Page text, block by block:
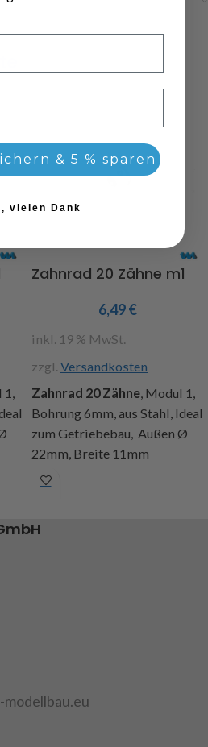
1,
Zahnrad 20 Zähne m1
6,49€
inkl. 19 % MwSt.
zzgl. Versandkosten
Zahnrad 20 Zähne, Modul 1,
Bohrung 6mm, aus Stahl, Ideal
zum Getriebebau, Außen Ø
22mm, Breite 11mm
Art.Nr. 231770
modellbau.eu
& 5 % sparen
vielen Dank